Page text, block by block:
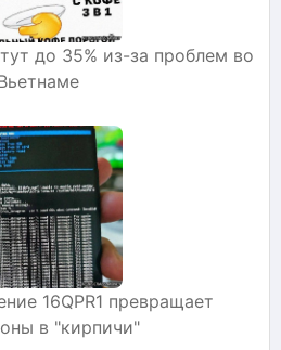
до 35% из-за проблем во
16QPR1 превращает
в "кирпичи"